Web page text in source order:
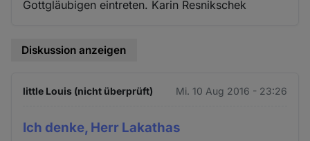
Gottgläubigen eintreten. Karin Resnikschek
Diskussion anzeigen
little Louis (nicht überprüft) Mi. 10 Aug 2016 - 23:26
Ich denke, Herr Lakathas